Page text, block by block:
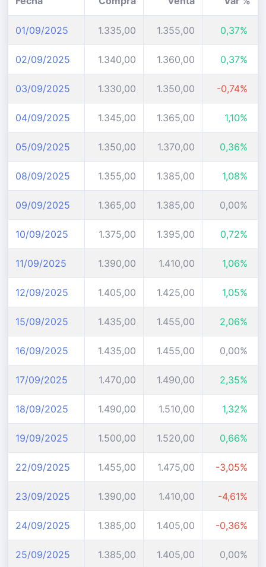
01/09/2025 1.335,00 1.355,00 0,37%
02/09/2025 1.340,00 1.360,00 0,37%
03/09/2025 1.330,00 1.350,00 -0,74%
04/09/2025 1.345,00 1.365,00 1,10%
05/09/2025 1.350,00 1.370,00 0,36%
08/09/2025 1.355,00 1.385,00 1,08%
09/09/2025 1.365,00 1.385,00 0,00%
10/09/2025 1.375,00 1.395,00 0,72%
11/09/2025 1.390,00 1.410,00 1,06%
12/09/2025 1.405,00 1.425,00 1,05%
15/09/2025 1.435,00 1.455,00 2,06%
16/09/2025 1.435,00 1.455,00 0,00%
17/09/2025 1.470,00 1.490,00 2,35%
18/09/2025 1.490,00 1.510,00 1,32%
19/09/2025 1.500,00 1.520,00 0,66%
22/09/2025 1.455,00 1.475,00 -3,05%
23/09/2025 1.390,00 1.410,00 -4,61%
24/09/2025 1.385,00 1.405,00 -0,36%
25/09/2025 1.385,00 1.405,00 0,00%